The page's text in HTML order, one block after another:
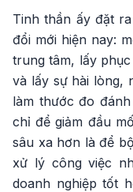
Tinh thần ấy đặt
đổi mới hiện nay:
trung tâm, lấy
và lấy sự hài lòng,
làm thước đo
chỉ để giảm đầu
sâu xa hơn là để
xử lý công việc
doanh nghiệp tốt